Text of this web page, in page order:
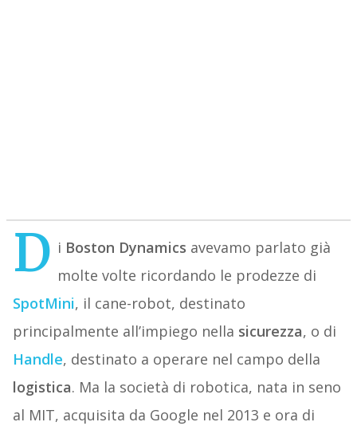
D i Boston Dynamics avevamo parlato già
molte volte ricordando le prodezze di
SpotMini, il cane-robot, destinato
principalmente all’impiego nella sicurezza, o di
Handle, destinato a operare nel campo della
logistica. Ma la società di robotica, nata in seno
al MIT, acquisita da Google nel 2013 e ora di